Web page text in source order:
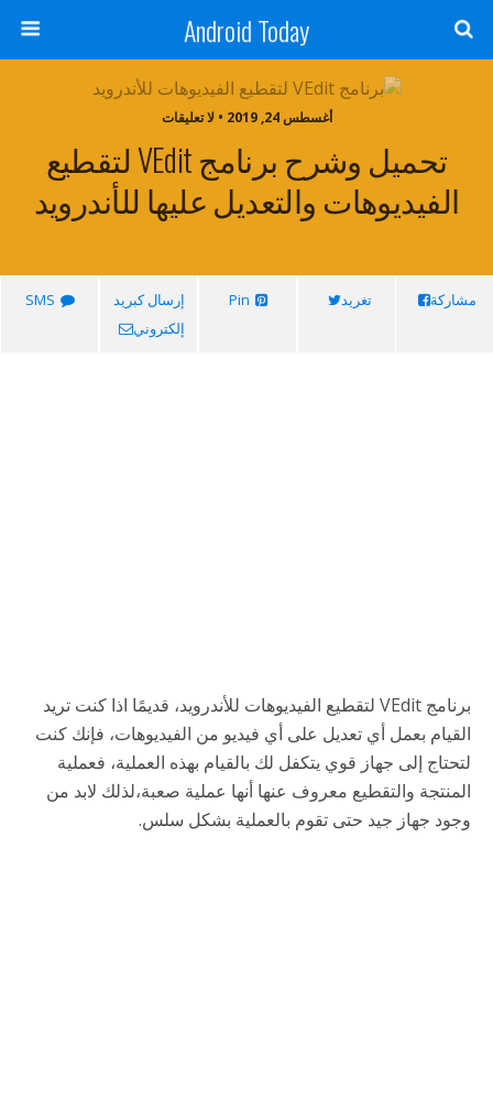
Android Today
أغسطس 24, 2019 • لا تعليقات
تحميل وشرح برنامج VEdit لتقطيع
الفيديوهات والتعديل عليها للأندرويد
مشاركة تغريد Pin
إرسال كبريد
إلكتروني
SMS
برنامج VEdit لتقطيع الفيديوهات للأندرويد، قديمًا اذا كنت تريد
القيام بعمل أي تعديل على أي فيديو من الفيديوهات، فإنك كنت
لتحتاج إلى جهاز قوي يتكفل لك بالقيام بهذه العملية، فعملية
المنتجة والتقطيع معروف عنها أنها عملية صعبة،لذلك لابد من
وجود جهاز جيد حتى تقوم بالعملية بشكل سلس.